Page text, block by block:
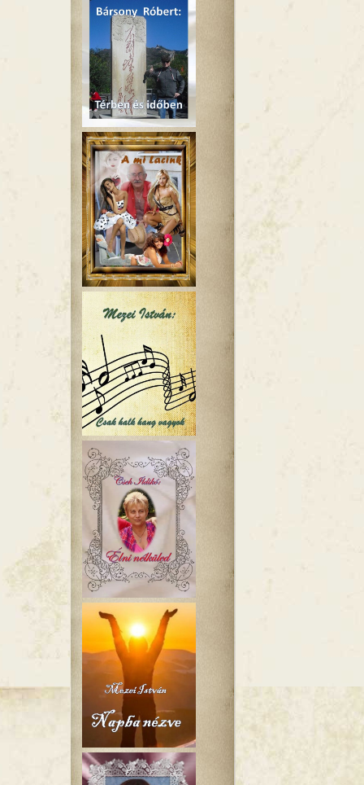
kapcsolatosan
István emlékére) tartalommal kapcsolatosan